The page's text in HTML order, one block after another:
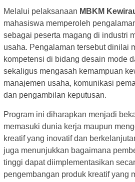
Melalui pelaksanaan MBKM
mahasiswa memperoleh
sebagai peserta magang di industri
usaha. Pengalaman tersebut dinilai
kompetensi di bidang desain mode
sekaligus mengasah kemampuan
manajemen usaha, komunikasi
dan pengambilan keputusan.
Program ini diharapkan menjadi
memasuki dunia kerja maupun
kreatif yang inovatif dan
juga menunjukkan bagaimana
tinggi dapat diimplementasikan
pengembangan produk kreatif yang